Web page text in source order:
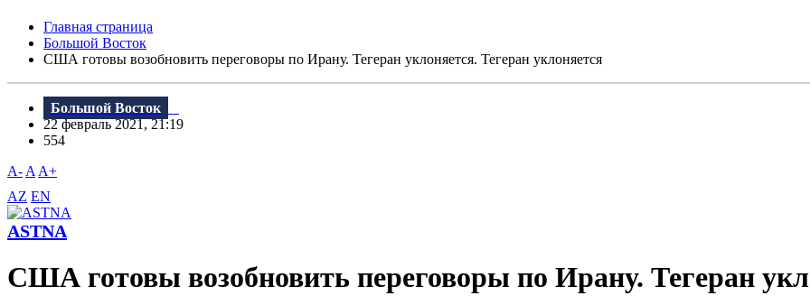
Главная страница
Большой Восток
США готовы возобновить переговоры по Ирану. Тегеран уклоняется. Тегеран уклоняется
Большой Восток
22 февраль 2021, 21:19
554
A- A A+
AZ EN
ASTNA
США готовы возобновить переговоры по Ирану. Тегеран